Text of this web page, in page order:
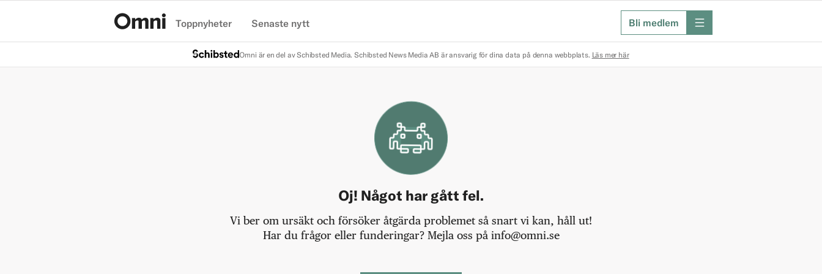
Toppnyheter Senaste nytt Bli medlem meny
Omni är en del av Schibsted Media. Schibsted News Media AB är ansvarig för dina data på denna webbplats. Läs mer här
Oj! Något har gått fel.
Vi ber om ursäkt och försöker åtgärda problemet så snart vi kan, håll ut!
Har du frågor eller funderingar? Mejla oss på info@omni.se